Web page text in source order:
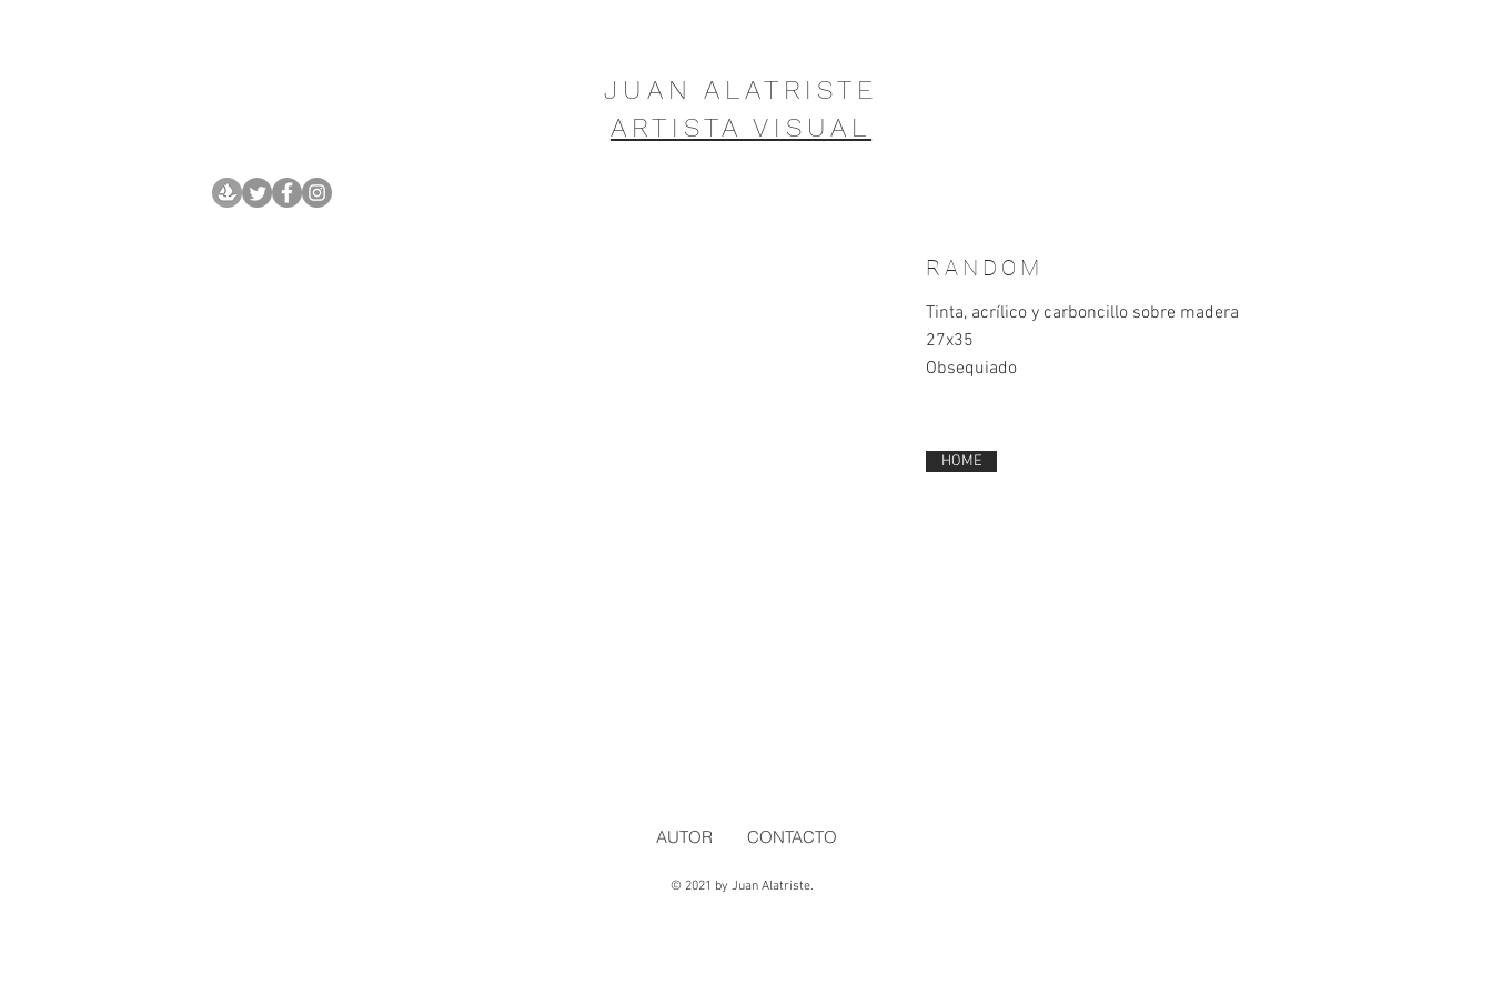
JUAN ALATRISTE
ARTISTA VISUAL
RANDOM
Tinta, acrílico y carboncillo sobre madera
27x35
Obsequiado
HOME
AUTOR CONTACTO
© 2021 by Juan Alatriste.